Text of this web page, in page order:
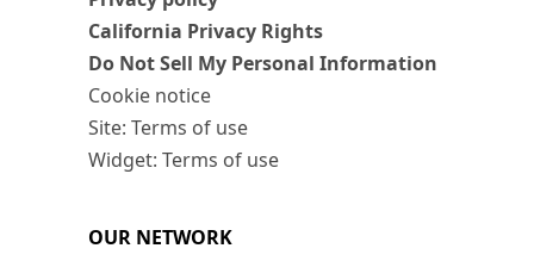
California Privacy Rights
Do Not Sell My Personal Information
Cookie notice
Site: Terms of use
Widget: Terms of use
OUR NETWORK